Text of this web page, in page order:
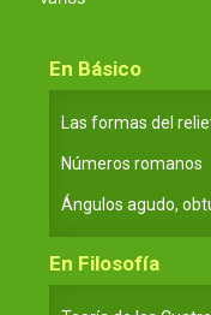
En Básico
Las formas del
Números romanos
Ángulos agudo,
En Filosofía